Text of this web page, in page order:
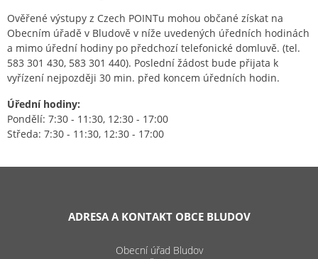
Ověřené výstupy z Czech POINTu mohou občané získat na
Obecním úřadě v Bludově v níže uvedených úředních hodinách
a mimo úřední hodiny po předchozí telefonické domluvě. (tel.
583 301 430, 583 301 440). Poslední žádost bude přijata k
vyřízení nejpozději 30 min. před koncem úředních hodin.
Úřední hodiny:
Pondělí: 7:30 - 11:30, 12:30 - 17:00
Středa: 7:30 - 11:30, 12:30 - 17:00
ADRESA A KONTAKT OBCE BLUDOV
Obecní úřad Bludov